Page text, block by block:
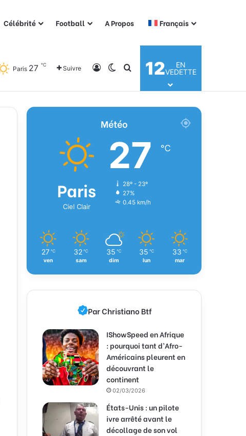
Célébrité Football A Propos Français
Paris 27 ℃ Suivre ConnexionSwitch skin
Rechercher
12
EN
VEDETTE
Météo
Paris
Ciel Clair
27 ℃
28º - 23º
27%
0.45 km/h
27 ℃
ven
32 ℃
sam
35 ℃
dim
35 ℃
lun
33 ℃
mar
Par Christiano Btf
IShowSpeed en Afrique
: pourquoi tant d’Afro-
Américains pleurent en
découvrant le
continent
02/03/2026
États-Unis : un pilote
ivre arrêté avant le
décollage de son vol